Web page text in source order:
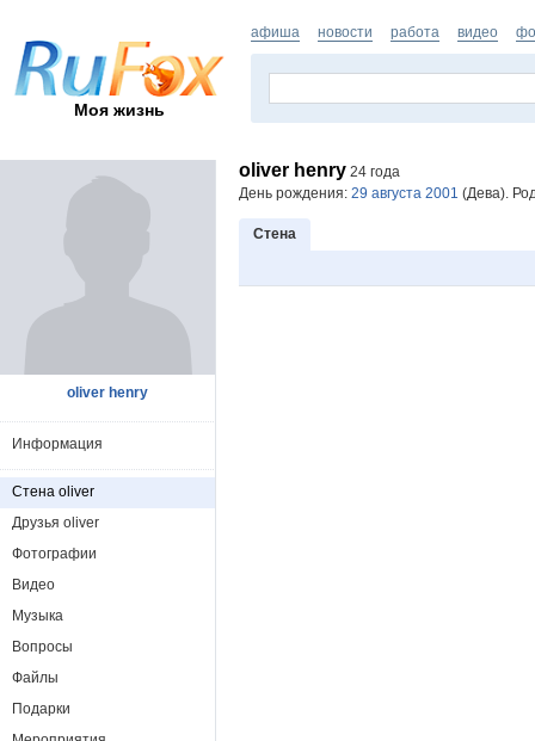
Моя жизнь
афиша новости работа видео
oliver henry 24 года
День рождения: 29 августа 2001 (Дева).
Стена
oliver henry
Информация
Стена oliver
Друзья oliver
Фотографии
Видео
Музыка
Вопросы
Файлы
Подарки